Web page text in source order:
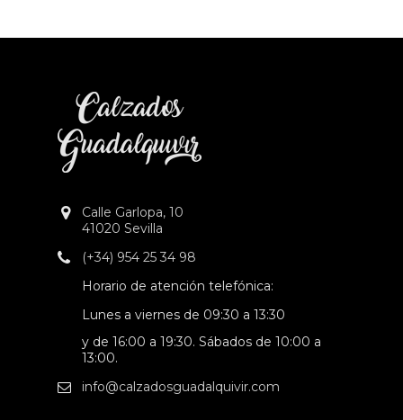
Calle Garlopa, 10
41020 Sevilla
(+34) 954 25 34 98
Horario de atención telefónica:
Lunes a viernes de 09:30 a 13:30
y de 16:00 a 19:30. Sábados de 10:00 a
13:00.
info@calzadosguadalquivir.com